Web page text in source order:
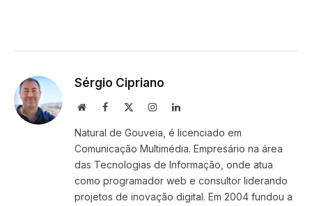
Sérgio Cipriano
WebsiteFacebook InstagramLinkedIn
Natural de Gouveia, é licenciado em
Comunicação Multimédia. Empresário na área
das Tecnologias de Informação, onde atua
como programador web e consultor liderando
projetos de inovação digital. Em 2004 fundou a